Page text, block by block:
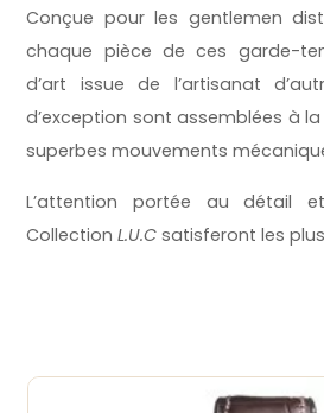
Conçue pour les gentlemen
chaque pièce de ces garde-
d’art issue de l’artisanat
d’exception sont assemblées à
superbes mouvements
L’attention portée au détail
CollectionL.U.C satisferont les